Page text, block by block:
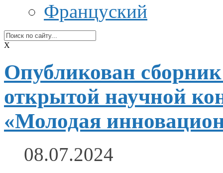
Француский
X
Опубликован
открытой научной
«Молодая
08.07.2024